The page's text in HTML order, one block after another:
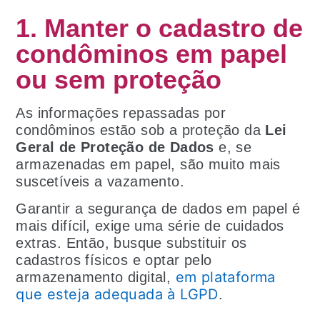
1. Manter o cadastro de
condôminos em papel
ou sem proteção
As informações repassadas por
condôminos estão sob a proteção da Lei
Geral de Proteção de Dados e, se
armazenadas em papel, são muito mais
suscetíveis a vazamento.
Garantir a segurança de dados em papel é
mais difícil, exige uma série de cuidados
extras. Então, busque substituir os
cadastros físicos e optar pelo
armazenamento digital, em plataforma
que esteja adequada à LGPD.